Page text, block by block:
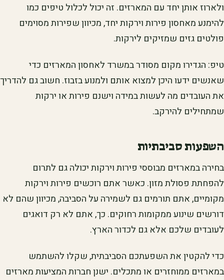
ולארוז אותן יחד עם המארזים. זה יכול לכלול טיפים כמו
להימנע מאחסון פירות וירקות יחד, מכיוון שפירות מסוימים
פולטים גזים שמזיקים לירקות.
טיפ: הגדירו מקום מסודר במשרד לאחסון המארזים כדי
שאנשים ידעו היכן למצוא אותם ולמנוע בזבוז. חשוב גם להדריך
את העובדים מה לעשות במידה וישנם פירות או ירקות
שמתחילים להירקב.
השפעות סביבתיות
בחירה במארזים מבוססי פירות וירקות יכולה גם לתרום
להפחתת פסולת מזון. כאשר אתם רוכשים פירות וירקות
מקומיים, אתם תורמים גם לשמירה על הסביבה, מכיוון שהם לא
דורשים שינוע ממקומות רחוקים. כך, אתם לא רק דואגים
לעובדים שלכם אלא גם לכדור הארץ.
כדי להקטין את השפעתכם הסביבתית, שקלו להשתמש
במארזים ממוחזרים או מתכלים. ישנן חברות המציעות מארזים